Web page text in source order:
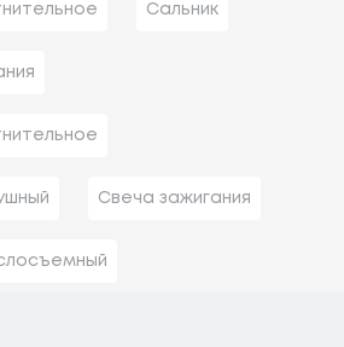
Сальник
Свеча зажигания